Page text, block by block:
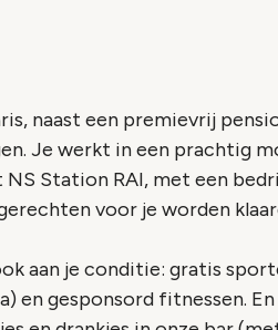
naast een premievrij
Je werkt in een prachtig
Station RAI, met een
voor je worden
aan je conditie: gratis
en gesponsord fitnessen.